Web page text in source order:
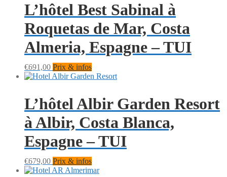
L’hôtel Best Sabinal à
Roquetas de Mar, Costa
Almeria, Espagne – TUI
€691,00 Prix & infos
L’hôtel Albir Garden Resort
à Albir, Costa Blanca,
Espagne – TUI
€679,00 Prix & infos